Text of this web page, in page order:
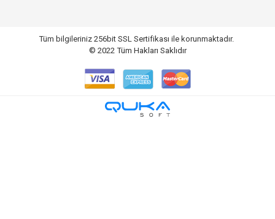
Tüm bilgileriniz 256bit SSL Sertifikası ile korunmaktadır.
© 2022 Tüm Hakları Saklıdır